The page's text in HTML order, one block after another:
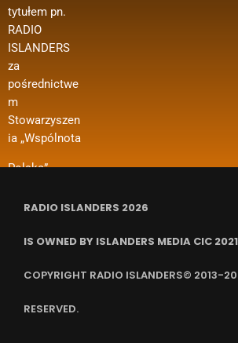
tytułem pn.
RADIO
ISLANDERS
za
pośrednictwe
m
Stowarzyszen
ia „Wspólnota
h w ramach
konkursu
„Polonia i
Polacy za
Granicą 2024
RADIO ISLANDERS 2026
IS OWNED BY ISLANDERS MEDIA CIC
COPYRIGHT RADIO ISLANDERS© 2013-
RESERVED.